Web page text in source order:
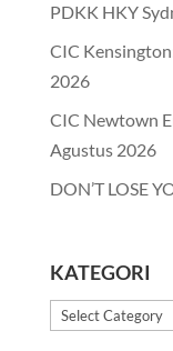
PDKK HKY
CIC
2026
CIC Newtown
Agustus 2026
DON’T LOSE
KATEGORI
Kategori